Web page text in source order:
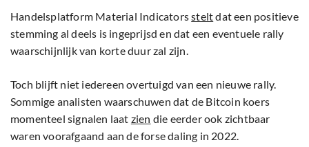
Handelsplatform Material Indicatorssteltdat een positieve
stemming al deels is ingeprijsd en dat een eventuele rally
waarschijnlijk van korte duur zal zijn.
Toch blijft niet iedereen overtuigd van een nieuwe rally.
Sommige analisten waarschuwen dat de Bitcoin koers
momenteel signalen laat zien die eerder ook zichtbaar
waren voorafgaand aan de forse daling in 2022.